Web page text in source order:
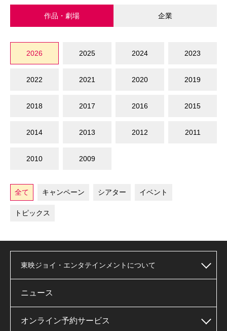
作品・劇場 企業
2026 2025 2024 2023
2022 2021 2020 2019
2018 2017 2016 2015
2014 2013 2012 2011
2010 2009
全て キャンペーン シアター イベント
トピックス
東映ジョイ・エンタテインメントについて
ニュース
オンライン予約サービス